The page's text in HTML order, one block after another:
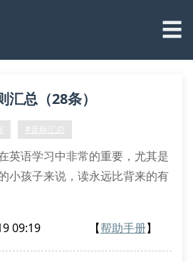
☰
总（28条）
#音标汇总
英语学习中非常的重要，尤其是
小孩子来说，读永远比背来的有
09:19 【帮助手册】